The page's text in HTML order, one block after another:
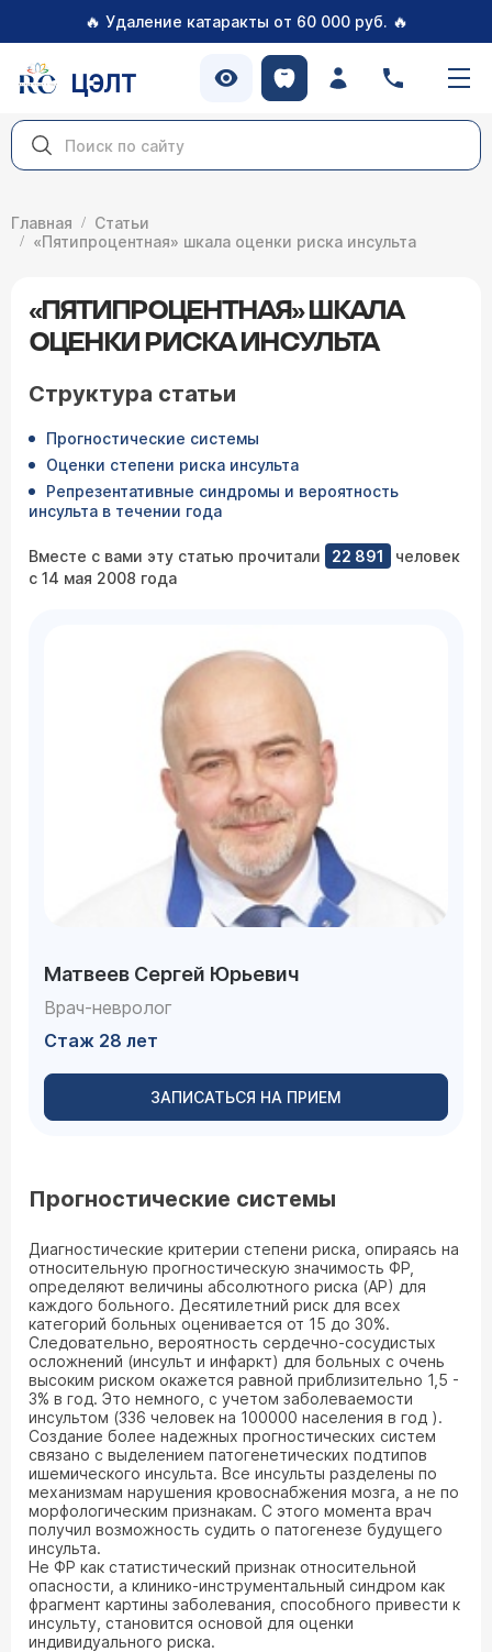
🔥 Удаление катаракты от 60 000 руб. 🔥
ЦЭЛТ
Главная
Статьи
«Пятипроцентная» шкала оценки риска инсульта
«ПЯТИПРОЦЕНТНАЯ» ШКАЛА
ОЦЕНКИ РИСКА ИНСУЛЬТА
Матвеев Сергей Юрьевич
Врач-невролог
Стаж 28 лет
ЗАПИСАТЬСЯ НА ПРИЕМ
Структура статьи
Прогностические системы
Оценки степени риска инсульта
Репрезентативные синдромы и вероятность
инсульта в течении года
Вместе с вами эту статью прочитали 22 891
человек
с 14 мая 2008 года
Прогностические системы
Диагностические критерии степени риска, опираясь на
относительную прогностическую значимость ФР,
определяют величины абсолютного риска (АР) для
каждого больного. Десятилетний риск для всех
категорий больных оценивается от 15 до 30%.
Следовательно, вероятность сердечно-сосудистых
осложнений (инсульт и инфаркт) для больных с очень
высоким риском окажется равной приблизительно 1,5 -
3% в год. Это немного, с учетом заболеваемости
инсультом (336 человек на 100000 населения в год ).
Создание более надежных прогностических систем
связано с выделением патогенетических подтипов
ишемического инсульта. Все инсульты разделены по
механизмам нарушения кровоснабжения мозга, а не по
морфологическим признакам. С этого момента врач
получил возможность судить о патогенезе будущего
инсульта.
Не ФР как статистический признак относительной
опасности, а клинико-инструментальный синдром как
фрагмент картины заболевания, способного привести к
инсульту, становится основой для оценки
индивидуального риска.